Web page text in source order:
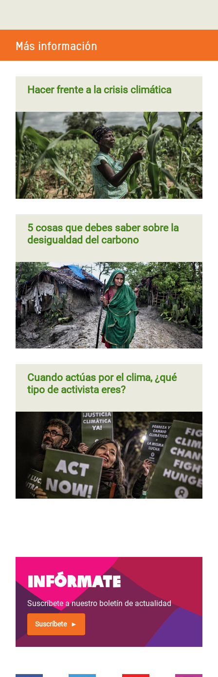
Paginación
Página
anterior
‹‹ Página 3
Más información
Hacer frente a la crisis climática
5 cosas que debes saber sobre la
desigualdad del carbono
Cuando actúas por el clima, ¿qué
tipo de activista eres?
Infórmate
Suscríbete a nuestro boletín de actualidad
Suscríbete